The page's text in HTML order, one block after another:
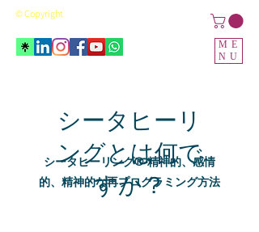
ME
NU
© Copyright
シータヒーリング®-精神的、感情
的、精神的な再プログラミング方法
シータヒーリ
ングとは何で
すか？